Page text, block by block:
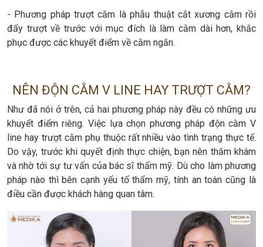
- Phương pháp trượt cằm là phẫu thuật cắt xương cằm rồi
đẩy trượt về trước với mục đích là làm cằm dài hơn, khắc
phục được các khuyết điểm về cằm ngắn.
NÊN ĐỘN CẰM V LINE HAY TRƯỢT CẰM?
Như đã nói ở trên, cả hai phương pháp này đều có những ưu
khuyết điểm riêng. Việc lựa chọn phương pháp độn cằm V
line hay trượt cằm phụ thuộc rất nhiều vào tình trạng thực tế.
Do vậy, trước khi quyết định thực chiện, bạn nên thăm khám
và nhờ tới sự tư vấn của bác sĩ thẩm mỹ. Dù cho làm phương
pháp nào thì bên cạnh yếu tố thẩm mỹ, tính an toàn cũng là
điều cần được khách hàng quan tâm.